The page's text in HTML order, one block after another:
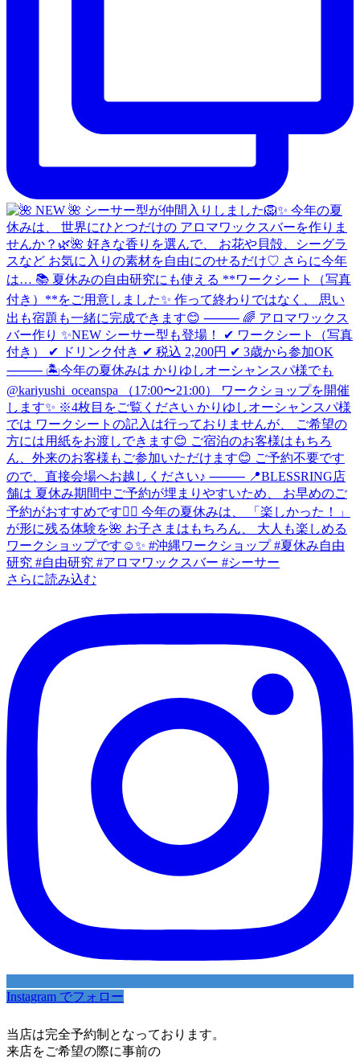
さらに読み込む
Instagram でフォロー
当店は完全予約制となっております。
来店をご希望の際に事前の